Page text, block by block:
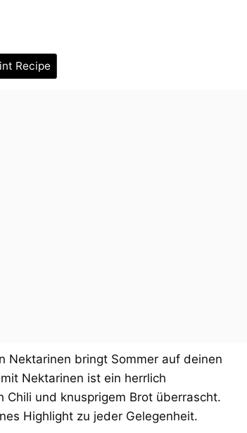
Recipe
Nektarinen bringt Sommer auf deinen
Nektarinen ist ein herrlich
und knusprigem Brot überrascht.
Highlight zu jeder Gelegenheit.